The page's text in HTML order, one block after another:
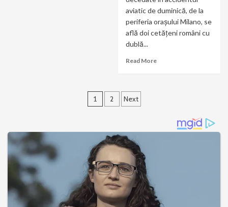
aviatic de duminică, de la
periferia orașului Milano, se
află doi cetățeni români cu
dublă...
Read More
Paginație
1 2 Next